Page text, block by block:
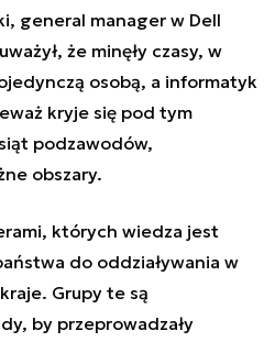
general manager w Dell
że minęły czasy, w
osobą, a informatyk
kryje się pod tym
podzawodów,
obszary.
których wiedza jest
do oddziaływania w
Grupy te są
by przeprowadzały